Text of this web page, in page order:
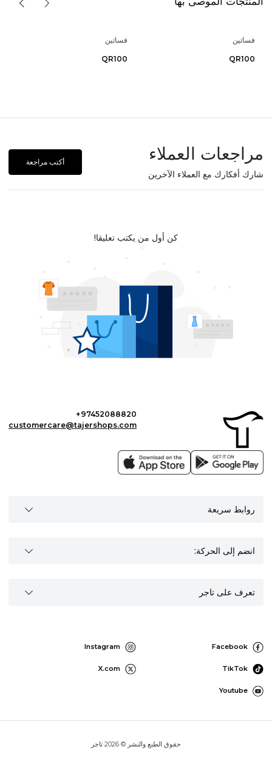
فساتين
QR100
فساتين
QR100
مراجعات العملاء
شارك أفكارك مع العملاء الآخرين
أكتب مراجعة
كن أول من يكتب تعليقا!
+97452088820
customercare@tajershops.com
روابط سريعة
انضم إلى الحركة:
تعرف على تاجر
Facebook
Instagram
TikTok
X.com
Youtube
حقوق الطبع والنشر © 2026 تاجر